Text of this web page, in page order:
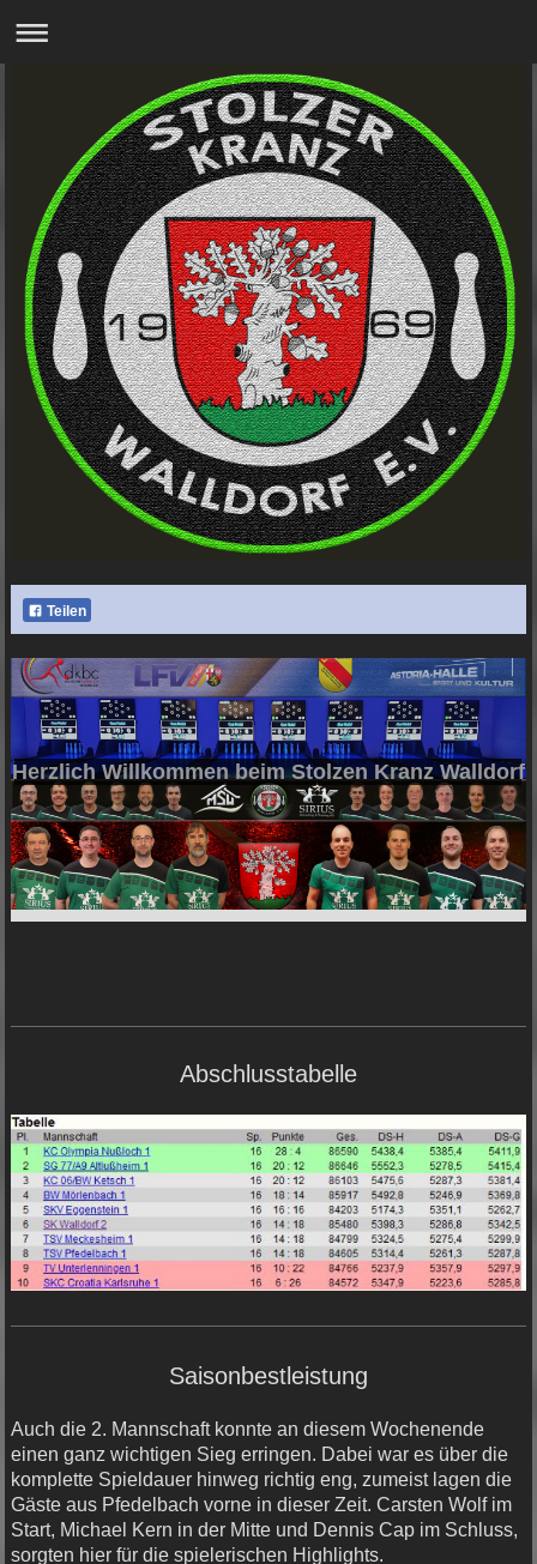
Teilen
Herzlich Willkommen beim Stolzen Kranz Walldorf
Abschlusstabelle
Saisonbestleistung
Auch die 2. Mannschaft konnte an diesem Wochenende
einen ganz wichtigen Sieg erringen. Dabei war es über die
komplette Spieldauer hinweg richtig eng, zumeist lagen die
Gäste aus Pfedelbach vorne in dieser Zeit. Carsten Wolf im
Start, Michael Kern in der Mitte und Dennis Cap im Schluss,
sorgten hier für die spielerischen Highlights.